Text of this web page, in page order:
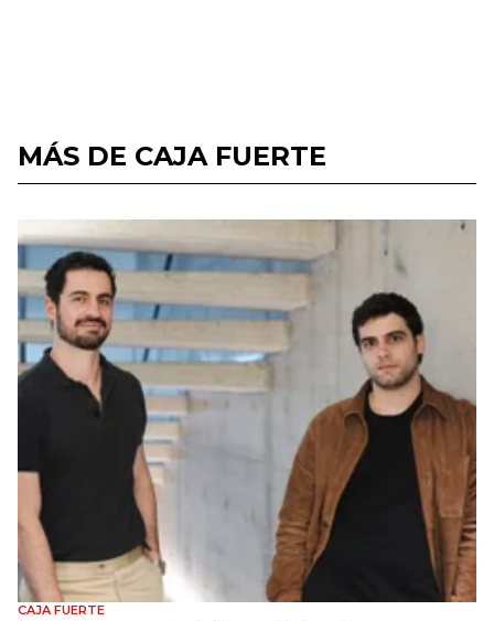
MÁS DE CAJA FUERTE
CAJA FUERTE